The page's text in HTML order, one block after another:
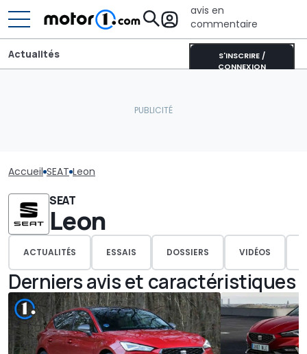
avis en
commentaire
S'INSCRIRE /
CONNEXION
Actualités
Accueil SEAT Leon
SEAT
Leon
ACTUALITÉS ESSAIS DOSSIERS VIDÉOS
Derniers avis et caractéristiques